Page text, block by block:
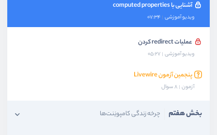
آشنایی با computed properties
ویدیو آموزشی 07:34
عملیات redirect کردن
ویدیو آموزشی 05:27
پنجمین آزمون Livewire
آزمون 8 سوال
بخش هفتم چرخه زندگی کامپونِنت‌ها